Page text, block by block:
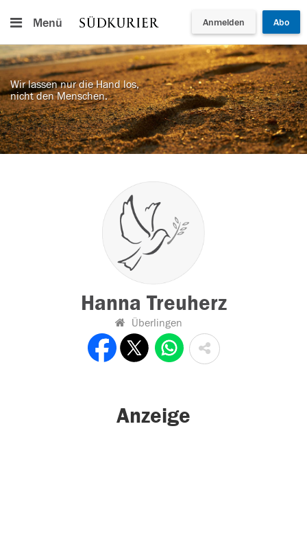
Menü Anmelden Abo
Wir lassen nur die Hand los,
nicht den Menschen.
Hanna Treuherz
Überlingen
Anzeige